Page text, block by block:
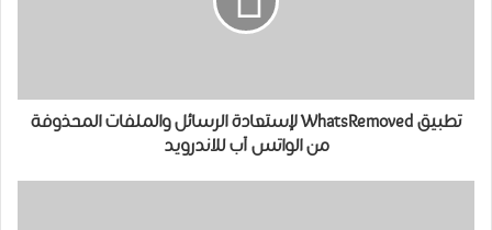
تطبيق WhatsRemoved لإستعادة الرسائل والملفات المحذوفة
من الواتس آب للاندرويد